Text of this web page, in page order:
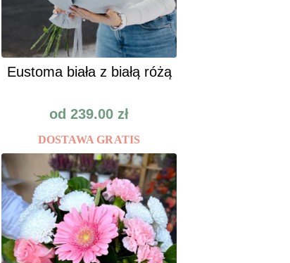
Eustoma biała z białą różą
od 239.00 zł
DOSTAWA GRATIS